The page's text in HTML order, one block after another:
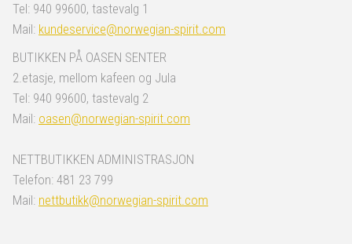
Tel: 940 99600, tastevalg 1
Mail: kundeservice@norwegian-spirit.com
BUTIKKEN PÅ OASEN SENTER
2.etasje, mellom kafeen og Jula
Tel: 940 99600, tastevalg 2
Mail: oasen@norwegian-spirit.com
NETTBUTIKKEN ADMINISTRASJON
Telefon: 481 23 799
Mail: nettbutikk@norwegian-spirit.com